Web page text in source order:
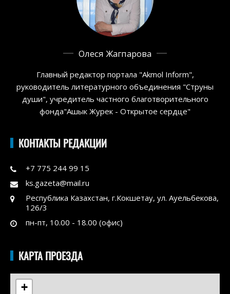
Олеся Жагпарова
Главный редактор портала "Akmol Inform",
руководитель литературного объединения "Струны
души", учредитель частного благотворительного
фонда"Ашык Журек - Открытое сердце"
КОНТАКТЫ РЕДАКЦИИ
+7 775 244 99 15
ks.gazeta@mail.ru
Республика Казахстан, г.Кокшетау, ул. Ауельбекова,
126/3
пн-пт, 10.00 - 18.00 (офис)
КАРТА ПРОЕЗДА
+